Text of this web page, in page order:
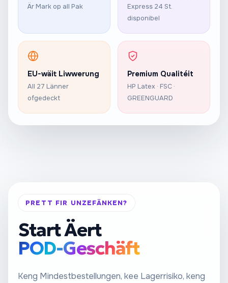
Är Mark op all Pak
Express 24 St.
disponibel
EU-wäit Liwwerung
All 27 Länner
ofgedeckt
Premium Qualitéit
HP Latex · FSC ·
GREENGUARD
PRETT FIR UNZEFÄNKEN?
Start Äert
POD-Geschäft
Keng Mindestbestellungen, kee Lagerrisiko, keng